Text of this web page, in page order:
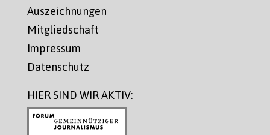
Auszeichnungen
Mitgliedschaft
Impressum
Datenschutz
HIER SIND WIR AKTIV: